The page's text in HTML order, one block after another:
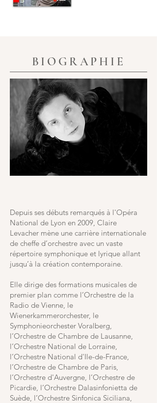
BIOGRAPHIE
Depuis ses débuts remarqués à l'Opéra
National de Lyon en 2009, Claire
Levacher mène une carrière internationale
de cheffe d’orchestre avec un vaste
répertoire symphonique et lyrique allant
jusqu’à la création contemporaine.
Elle dirige des formations musicales de
premier plan comme l’Orchestre de la
Radio de Vienne, le
Wienerkammerorchester, le
Symphonieorchester Voralberg,
l’Orchestre de Chambre de Lausanne,
l’Orchestre National de Lorraine,
l’Orchestre National d'Ile-de-France,
l’Orchestre de Chambre de Paris,
l’Orchestre d'Auvergne, l’Orchestre de
Picardie, l’Orchestre Dalasinfonietta de
Suède, l’Orchestre Sinfonica Siciliana,